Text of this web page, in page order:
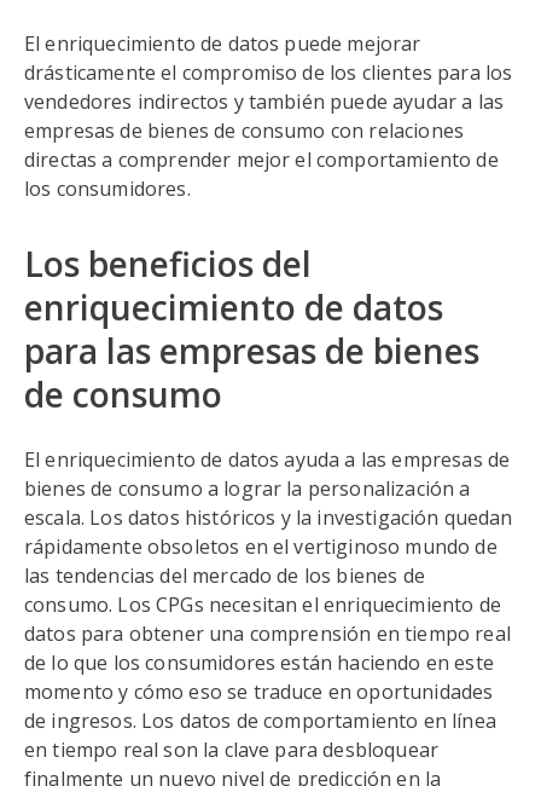
El enriquecimiento de datos puede mejorar
drásticamente el compromiso de los clientes para los
vendedores indirectos y también puede ayudar a las
empresas de bienes de consumo con relaciones
directas a comprender mejor el comportamiento de
los consumidores.
Los beneficios del
enriquecimiento de datos
para las empresas de bienes
de consumo
El enriquecimiento de datos ayuda a las empresas de
bienes de consumo a lograr la personalización a
escala. Los datos históricos y la investigación quedan
rápidamente obsoletos en el vertiginoso mundo de
las tendencias del mercado de los bienes de
consumo. Los CPGs necesitan el enriquecimiento de
datos para obtener una comprensión en tiempo real
de lo que los consumidores están haciendo en este
momento y cómo eso se traduce en oportunidades
de ingresos. Los datos de comportamiento en línea
en tiempo real son la clave para desbloquear
finalmente un nuevo nivel de predicción en la